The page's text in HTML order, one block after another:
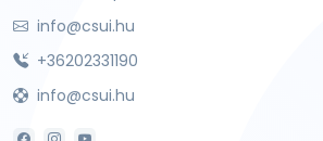
info@csui.hu
+36202331190
info@csui.hu